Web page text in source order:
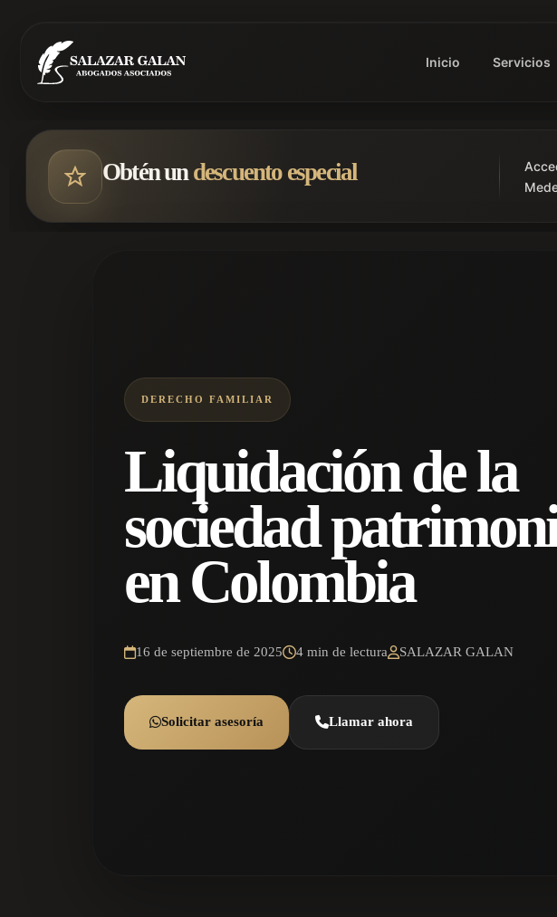
Inicio Servicios
Obtén un descuento especial
DERECHO FAMILIAR
Liquidación de la
sociedad
en Colombia
16 de septiembre de 2025 4 min de lectura SALAZAR GALAN
Solicitar asesoría Llamar ahora